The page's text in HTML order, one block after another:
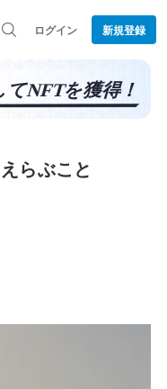
ログイン 新規登録
らぶこと